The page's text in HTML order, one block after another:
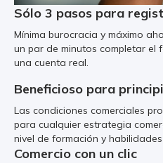
Sólo 3 pasos para
Mínima burocracia y máximo
un par de minutos completar el
una cuenta real.
Beneficioso para
Las condiciones comerciales
para cualquier estrategia
nivel de formación y
Comercio con un clic